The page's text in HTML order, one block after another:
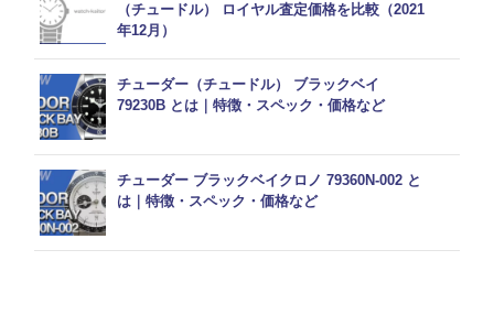
（チュードル） ロイヤル査定価格を比較（2021
年12月）
チューダー（チュードル） ブラックベイ
79230B とは｜特徴・スペック・価格など
チューダー ブラックベイクロノ 79360N-002 と
は｜特徴・スペック・価格など